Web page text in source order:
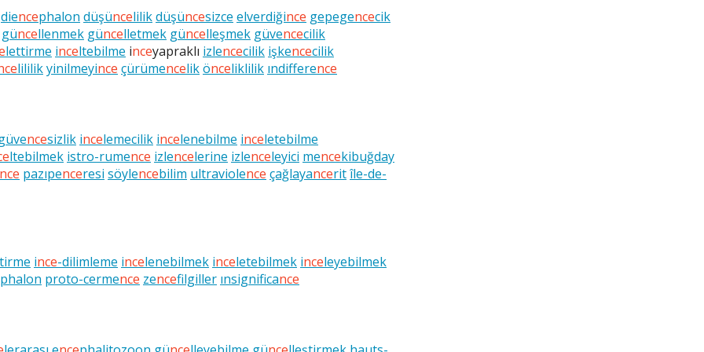
diencephalon düşüncelilikdüşüncesizce elverdiğince gepegencecik
güncellenmek güncelletmek güncelleşmek güvencecilik
lettirme inceltebilme inceyapraklı izlencecilik işkencecilik
lililikyinilmeyince çürümencelikönceliklilik ındifference
ncesizlik incelemecilik incelenebilme inceletebilme
ltebilmek istro-rumence izlencelerine izlenceleyici mencekibuğday
nce pazıpenceresi söylencebilim ultraviolence çağlayanceritîle-de-
ince-dilimleme incelenebilmek inceletebilmek inceleyebilmek
phalon proto-cermence zencefilgiller ınsignificance